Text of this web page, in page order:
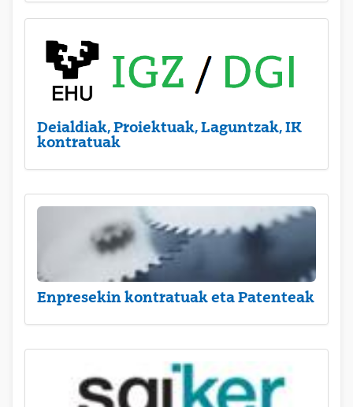
Deialdiak, Proiektuak, Laguntzak, IK
kontratuak
Enpresekin kontratuak eta Patenteak